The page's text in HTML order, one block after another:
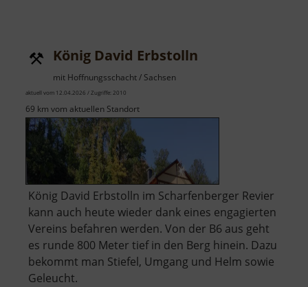
König David Erbstolln
mit Hoffnungsschacht / Sachsen
aktuell vom 12.04.2026 / Zugriffe: 2010
69 km vom aktuellen Standort
König David Erbstolln im Scharfenberger Revier
kann auch heute wieder dank eines engagierten
Vereins befahren werden. Von der B6 aus geht
es runde 800 Meter tief in den Berg hinein. Dazu
bekommt man Stiefel, Umgang und Helm sowie
Geleucht.